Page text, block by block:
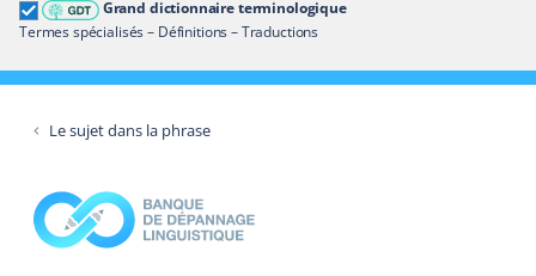
Grand dictionnaire terminologique
Termes spécialisés – Définitions – Traductions
Le sujet dans la phrase